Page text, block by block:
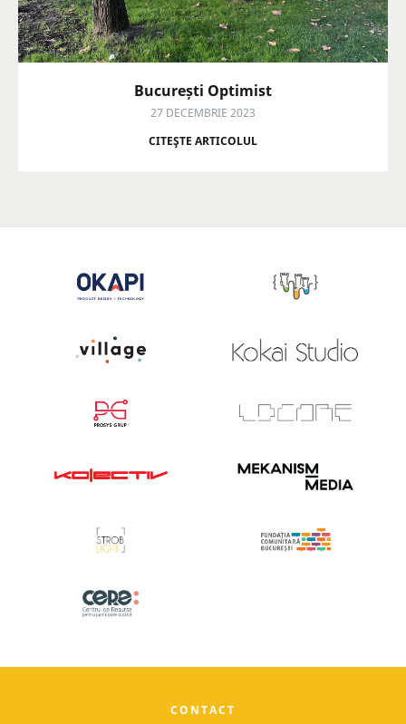
București Optimist
27 DECEMBRIE 2023
CITEŞTE ARTICOLUL
CONTACT